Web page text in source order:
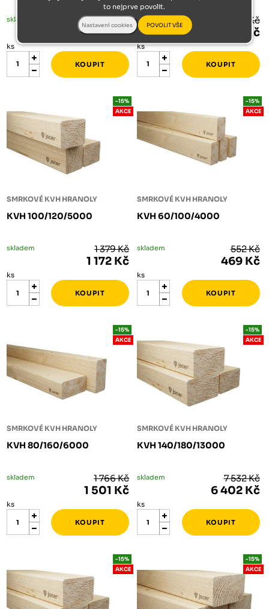
skladem 1 802 Kč
1 532 Kč
ks
skladem 575 Kč
489 Kč
ks
SMRKOVÉ KVH HRANOLY
KVH 100/120/5000
-15%
AKCE
skladem 1 379 Kč
1 172 Kč
ks
SMRKOVÉ KVH HRANOLY
KVH 60/100/4000
-15%
AKCE
skladem 552 Kč
469 Kč
ks
SMRKOVÉ KVH HRANOLY
KVH 80/160/6000
-15%
AKCE
skladem 1 766 Kč
1 501 Kč
ks
SMRKOVÉ KVH HRANOLY
KVH 140/180/13000
-15%
AKCE
skladem 7 532 Kč
6 402 Kč
ks
-15%
AKCE
-15%
AKCE
to nejprve povolit.